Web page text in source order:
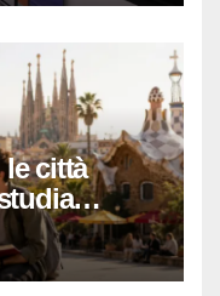
città
vita